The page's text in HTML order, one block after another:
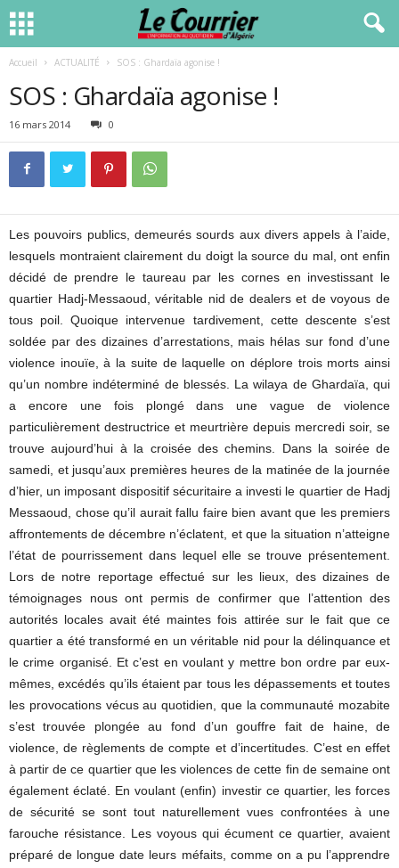
Accueil ACTUALITÉ SOS : Ghardaïa agonise !
SOS : Ghardaïa agonise !
16 mars 2014 0
Les pouvoirs publics, demeurés sourds aux divers appels à l’aide,
lesquels montraient clairement du doigt la source du mal, ont enfin
décidé de prendre le taureau par les cornes en investissant le
quartier Hadj-Messaoud, véritable nid de dealers et de voyous de
tous poil. Quoique intervenue tardivement, cette descente s’est
soldée par des dizaines d’arrestations, mais hélas sur fond d’une
violence inouïe, à la suite de laquelle on déplore trois morts ainsi
qu’un nombre indéterminé de blessés. La wilaya de Ghardaïa, qui
a encore une fois plongé dans une vague de violence
particulièrement destructrice et meurtrière depuis mercredi soir, se
trouve aujourd’hui à la croisée des chemins. Dans la soirée de
samedi, et jusqu’aux premières heures de la matinée de la journée
d’hier, un imposant dispositif sécuritaire a investi le quartier de Hadj
Messaoud, chose qu’il aurait fallu faire bien avant que les premiers
affrontements de décembre n’éclatent, et que la situation n’atteigne
l’état de pourrissement dans lequel elle se trouve présentement.
Lors de notre reportage effectué sur les lieux, des dizaines de
témoignages nous ont permis de confirmer que l’attention des
autorités locales avait été maintes fois attirée sur le fait que ce
quartier a été transformé en un véritable nid pour la délinquance et
le crime organisé. Et c’est en voulant y mettre bon ordre par eux-
mêmes, excédés qu’ils étaient par tous les dépassements et toutes
les provocations vécus au quotidien, que la communauté mozabite
s’est trouvée plongée au fond d’un gouffre fait de haine, de
violence, de règlements de compte et d’incertitudes. C’est en effet
à partir de ce quartier que les violences de cette fin de semaine ont
également éclaté. En voulant (enfin) investir ce quartier, les forces
de sécurité se sont tout naturellement vues confrontées à une
farouche résistance. Les voyous qui écument ce quartier, avaient
préparé de longue date leurs méfaits, comme on a pu l’apprendre